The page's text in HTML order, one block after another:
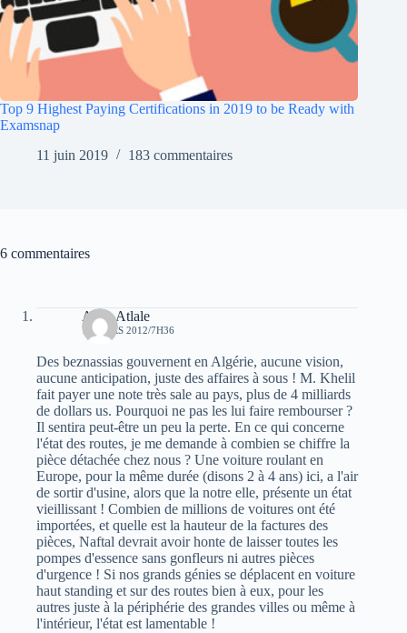
Top 9 Highest Paying Certifications in 2019 to be Ready with
Examsnap
11 juin 2019
183 commentaires
6 commentaires
Atala Atlale
12 MARS 2012/7H36
Des beznassias gouvernent en Algérie, aucune vision,
aucune anticipation, juste des affaires à sous ! M. Khelil
fait payer une note très sale au pays, plus de 4 milliards
de dollars us. Pourquoi ne pas les lui faire rembourser ?
Il sentira peut-être un peu la perte. En ce qui concerne
l'état des routes, je me demande à combien se chiffre la
pièce détachée chez nous ? Une voiture roulant en
Europe, pour la même durée (disons 2 à 4 ans) ici, a l'air
de sortir d'usine, alors que la notre elle, présente un état
vieillissant ! Combien de millions de voitures ont été
importées, et quelle est la hauteur de la factures des
pièces, Naftal devrait avoir honte de laisser toutes les
pompes d'essence sans gonfleurs ni autres pièces
d'urgence ! Si nos grands génies se déplacent en voiture
haut standing et sur des routes bien à eux, pour les
autres juste à la périphérie des grandes villes ou même à
l'intérieur, l'état est lamentable !